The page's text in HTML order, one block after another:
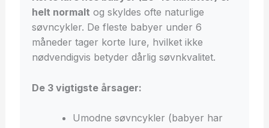
helt normalt og skyldes ofte naturlige
søvncykler. De fleste babyer under 6
måneder tager korte lure, hvilket ikke
nødvendigvis betyder dårlig søvnkvalitet.
De 3 vigtigste årsager:
Umodne søvncykler (babyer har